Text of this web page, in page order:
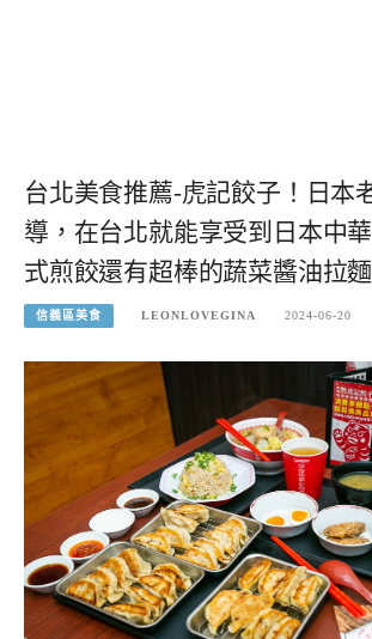
台北美食推薦-虎記餃子！日本
導，在台北就能享受到日本中
式煎餃還有超棒的蔬菜醬油拉麵
信義區美食 LEONLOVEGINA 2024-06-20